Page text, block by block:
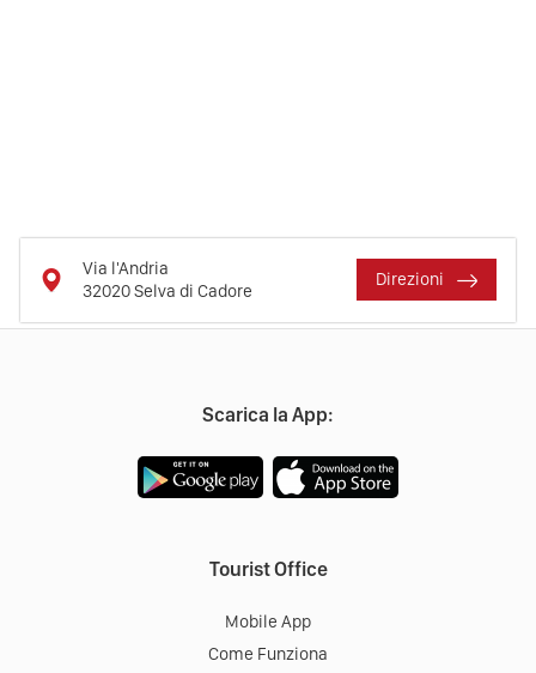
Via l'Andria
32020Selva di Cadore
Direzioni
Scarica la App:
Tourist Office
Mobile App
Come Funziona